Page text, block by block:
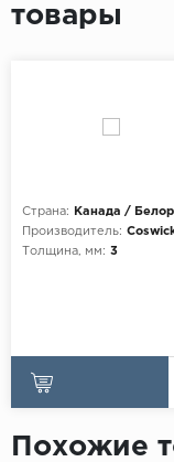
товары
Страна:
Канада /
Производитель:
Толщина, мм: 3
Похожие